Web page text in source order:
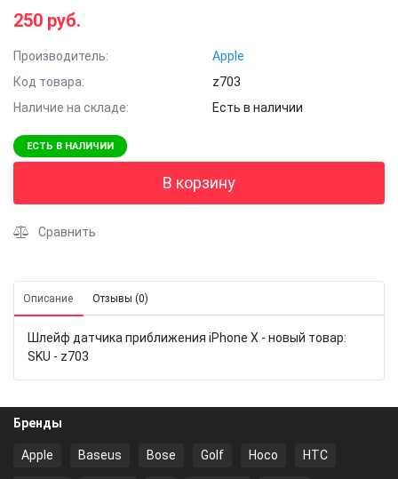
250 руб.
Производитель:
Apple
Код товара:
z703
Наличие на складе:
Есть в наличии
ЕСТЬ В НАЛИЧИИ
В корзину
Сравнить
Описание Отзывы (0)
Шлейф датчика приближения iPhone X - новый товар:
SKU - z703
Бренды
Apple Baseus Bose Golf Hoco HTC